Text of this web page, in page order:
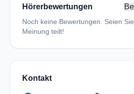
Hörerbewertungen
Noch keine Bewertungen. Seien
Meinung teilt!
Kontakt